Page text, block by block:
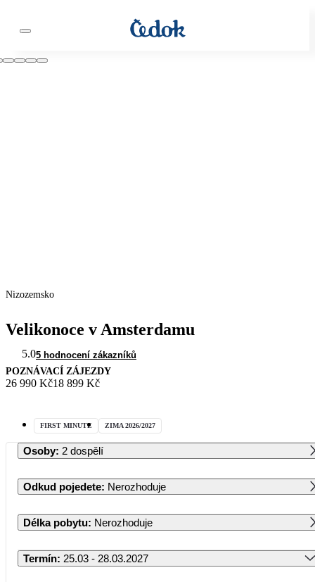
Nizozemsko
Velikonoce v Amsterdamu
5.05 hodnocení zákazníků
POZNÁVACÍ ZÁJEZDY
26 990 Kč18 899 Kč
FIRST MINUTE ZIMA 2026/2027
Osoby: 2 dospělí
Odkud pojedete: Nerozhoduje
Délka pobytu: Nerozhoduje
Termín: 25.03 - 28.03.2027